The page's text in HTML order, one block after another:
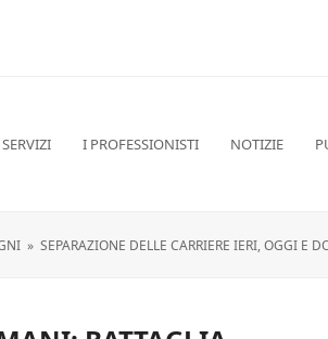
SERVIZI I PROFESSIONISTI NOTIZIE
» SEPARAZIONE DELLE CARRIERE IERI, OGGI E